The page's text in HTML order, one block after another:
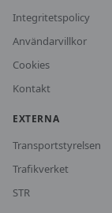
Integritetspolicy
Användarvillkor
Cookies
Kontakt
EXTERNA
Transportstyrelsen
Trafikverket
STR